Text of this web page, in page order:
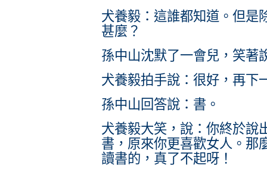
犬養毅：這誰都知道。但是
甚麼？
孫中山沈默了一會兒，笑著
犬養毅拍手說：很好，再下
孫中山回答說：書。
犬養毅大笑，說：你終於說
書，原來你更喜歡女人。那
讀書的，真了不起呀！